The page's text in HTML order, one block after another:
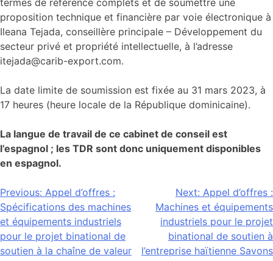
proposition technique et financière par voie électronique à
Ileana Tejada, conseillère principale – Développement du
secteur privé et propriété intellectuelle, à l’adresse
itejada@carib-export.com.
La date limite de soumission est fixée au 31 mars 2023, à
17 heures (heure locale de la République dominicaine).
La langue de travail de ce cabinet de conseil est
l’espagnol ; les TDR sont donc uniquement disponibles
en espagnol.
Navigation
de
l’article
Previous: Appel d’offres :
Spécifications des machines
et équipements industriels
pour le projet binational de
soutien à la chaîne de valeur
Next: Appel d’offres :
Machines et équipements
industriels pour le projet
binational de soutien à
l’entreprise haïtienne Savons